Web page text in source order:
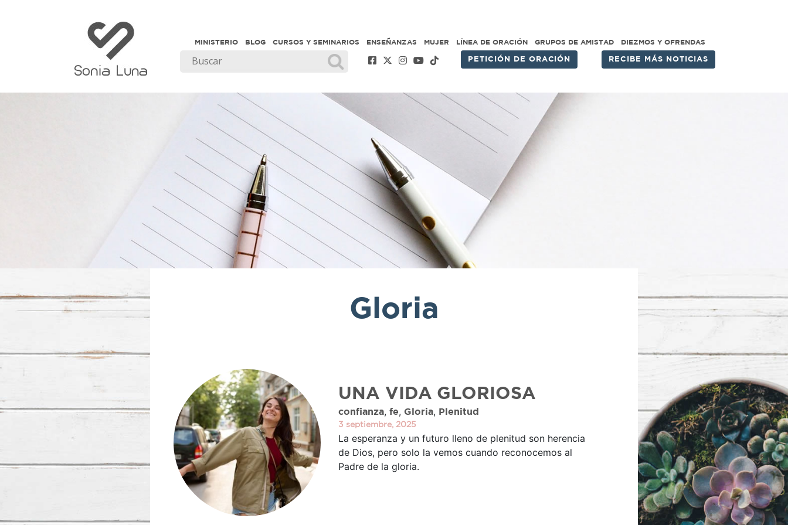
MINISTERIO BLOG CURSOS Y SEMINARIOS ENSEÑANZAS MUJER LÍNEA DE ORACIÓN GRUPOS DE AMISTAD DIEZMOS Y OFRENDAS
PETICIÓN DE ORACIÓN RECIBE MÁS NOTICIAS
Gloria
UNA VIDA GLORIOSA
confianza, fe, Gloria, Plenitud
3 septiembre, 2025
La esperanza y un futuro lleno de plenitud son herencia
de Dios, pero solo la vemos cuando reconocemos al
Padre de la gloria.